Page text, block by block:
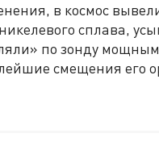
в космос
сплава,
по зонду
смещения его